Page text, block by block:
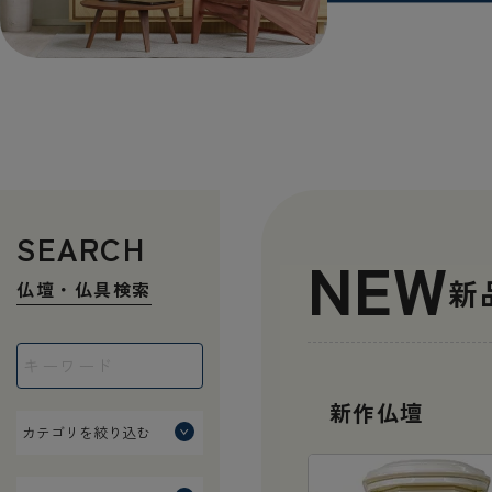
SEARCH
仏壇・仏具検索 NEW新
新作仏壇